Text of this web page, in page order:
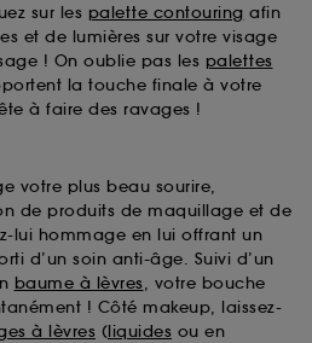
sur les palette contouring afin
et de lumières sur votre visage
! On oublie pas les palettes
la touche finale à votre
à faire des ravages !
votre plus beau sourire,
de produits de maquillage et de
lui hommage en lui offrant un
d’un soin anti-âge. Suivi d’un
baume à lèvres, votre bouche
! Côté makeup, laissez-
à lèvres (liquides ou en